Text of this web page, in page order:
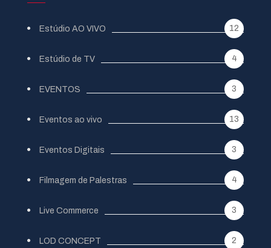
Estúdio AO VIVO 12
Estúdio de TV 4
EVENTOS 3
Eventos ao vivo 13
Eventos Digitais 3
Filmagem de Palestras 4
Live Commerce 3
LOD CONCEPT 2